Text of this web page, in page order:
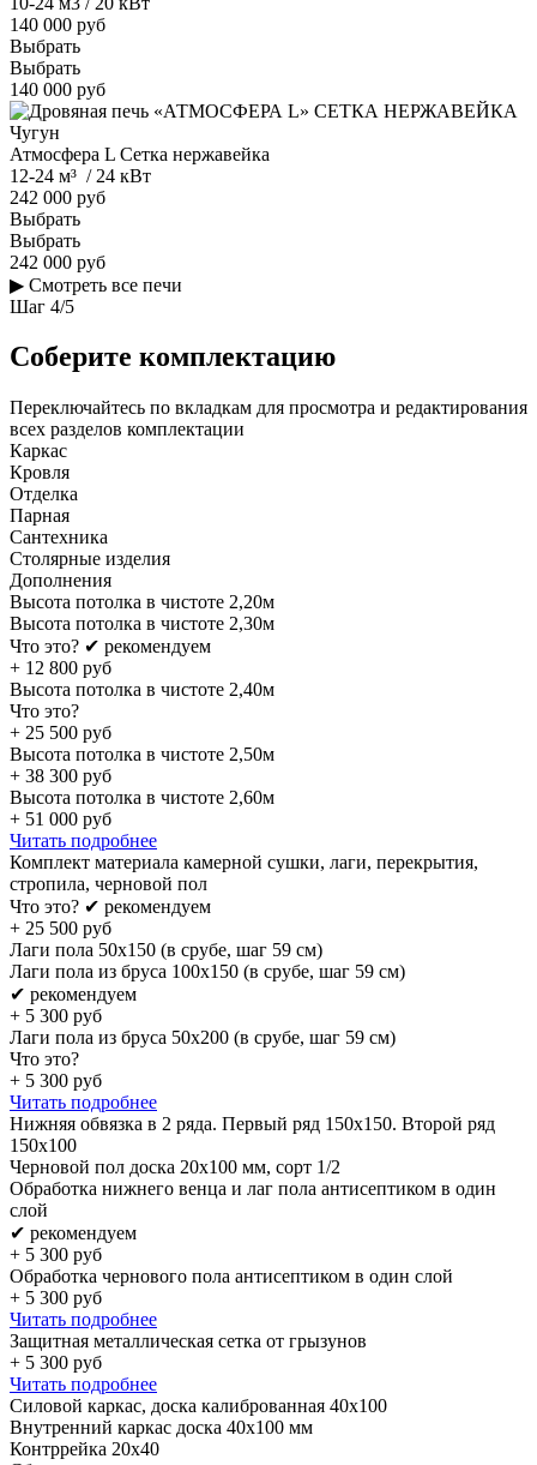
140 000 руб
Выбрать
Выбрать
140 000 руб
Чугун
Атмосфера L Сетка нержавейка
12-24 м³ / 24 кВт
242 000 руб
Выбрать
Выбрать
242 000 руб
▶ Смотреть все печи
Шаг 4/5
Соберите комплектацию
Переключайтесь по вкладкам для просмотра и редактирования
всех разделов комплектации
Каркас
Кровля
Отделка
Парная
Сантехника
Столярные изделия
Дополнения
Высота потолка в чистоте 2,20м
Высота потолка в чистоте 2,30м
Что это? ✔ рекомендуем
+ 12 800 руб
Высота потолка в чистоте 2,40м
Что это?
+ 25 500 руб
Высота потолка в чистоте 2,50м
+ 38 300 руб
Высота потолка в чистоте 2,60м
+ 51 000 руб
Читать подробнее
Комплект материала камерной сушки, лаги, перекрытия,
стропила, черновой пол
Что это? ✔ рекомендуем
+ 25 500 руб
Лаги пола 50х150 (в срубе, шаг 59 см)
Лаги пола из бруса 100х150 (в срубе, шаг 59 см)
✔ рекомендуем
+ 5 300 руб
Лаги пола из бруса 50х200 (в срубе, шаг 59 см)
Что это?
+ 5 300 руб
Читать подробнее
Нижняя обвязка в 2 ряда. Первый ряд 150x150. Второй ряд
150x100
Черновой пол доска 20х100 мм, сорт 1/2
Обработка нижнего венца и лаг пола антисептиком в один
слой
✔ рекомендуем
+ 5 300 руб
Обработка чернового пола антисептиком в один слой
+ 5 300 руб
Читать подробнее
Защитная металлическая сетка от грызунов
+ 5 300 руб
Читать подробнее
Силовой каркас, доска калиброванная 40х100
Внутренний каркас доска 40х100 мм
Контррейка 20х40